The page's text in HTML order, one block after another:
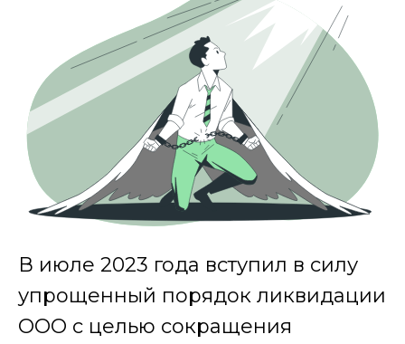
В июле 2023 года вступил в силу
упрощенный порядок ликвидации
ООО с целью сокращения